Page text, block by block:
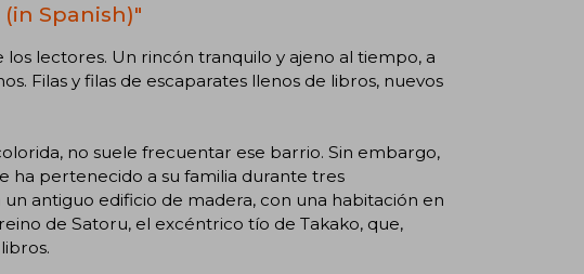
Spanish)"
lectores. Un rincón tranquilo y ajeno al tiempo, a
Filas y filas de escaparates llenos de libros, nuevos
no suele frecuentar ese barrio. Sin embargo,
ha pertenecido a su familia durante tres
antiguo edificio de madera, con una habitación en
de Satoru, el excéntrico tío de Takako, que,